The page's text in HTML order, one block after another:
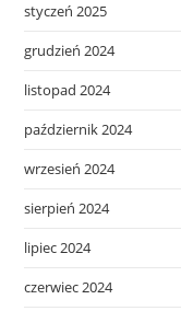
styczeń 2025
grudzień 2024
listopad 2024
październik 2024
wrzesień 2024
sierpień 2024
lipiec 2024
czerwiec 2024